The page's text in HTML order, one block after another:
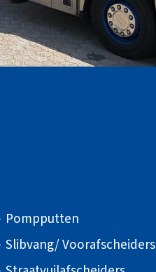
Pompputten
Slibvang/ Voorafscheiders